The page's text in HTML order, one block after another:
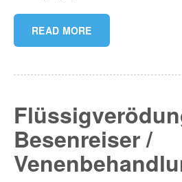
READ MORE
Besenreiser /